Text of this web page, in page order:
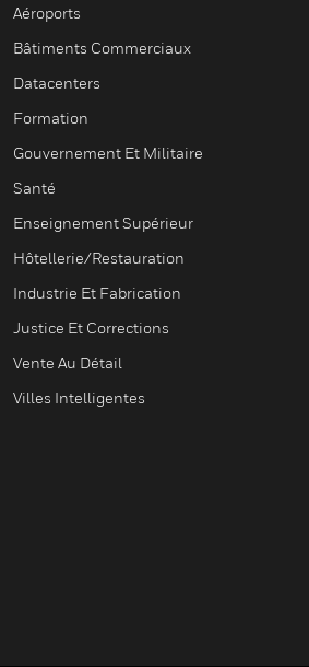
Aéroports
Bâtiments Commerciaux
Datacenters
Formation
Gouvernement Et Militaire
Santé
Enseignement Supérieur
Hôtellerie/Restauration
Industrie Et Fabrication
Justice Et Corrections
Vente Au Détail
Villes Intelligentes